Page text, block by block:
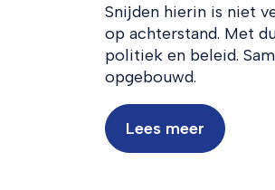
Snijden hierin is niet
op achterstand. Met
politiek en beleid.
opgebouwd.
Lees meer